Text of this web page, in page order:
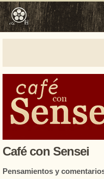
Café con Sensei
Pensamientos y